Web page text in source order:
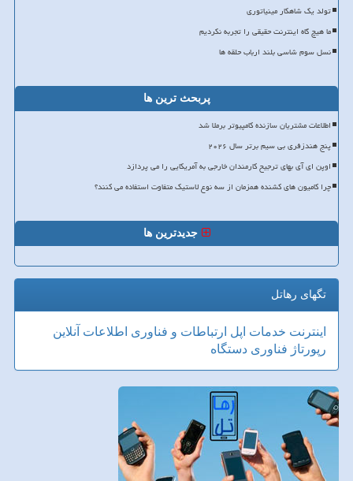
تولد یک شاهکار مینیاتوری
ما هیچ گاه اینترنت حقیقی را تجربه نکردیم
نسل سوم شاسی بلند ارباب حلقه ها
پربحث ترین ها
اطلاعات مشتریان سازنده کامپیوتر برملا شد
پنج هندزفری بی سیم برتر سال ۲۰۲۶
اوپن ای آی بهای ترجیح کارمندان خارجی به آمریکایی را می پردازد
چرا کامیون های کشنده همزمان از سه نوع لاستیک متفاوت استفاده می کنند؟
جدیدترین ها
تگهای رهاتل
اینترنت خدمات اپل ارتباطات و فناوری اطلاعات آنلاین
رپورتاژ فناوری دستگاه